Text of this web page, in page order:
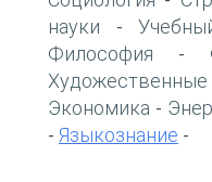
науки -
Философия -
Экономика -
- Языкознание -